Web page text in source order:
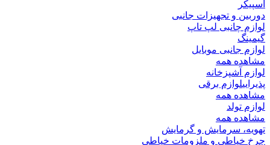
اسپیکر
دوربین و تجهیزات جانبی
لوازم چانبی لپ تاپ
گیمینگ
لوازم جانبی موبایل
مشاهده همه
لوازم آشپزخانه
پذیراییلوازم برقی
مشاهده همه
لوازم تولد
مشاهده همه
تهویه، سرمایش و گرمایش
چرخ خیاطی و ملزومات خیاطی